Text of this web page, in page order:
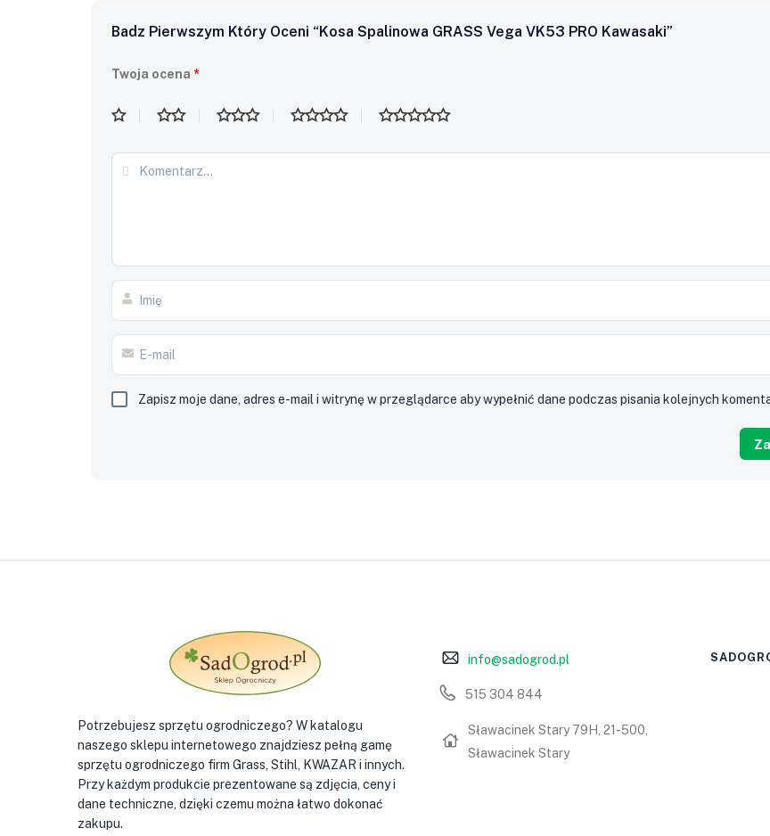
Badz Pierwszym Który Oceni “Kosa Spalinowa GRASS Vega VK53 PRO Kawasaki”
Twoja ocena *
Zapisz moje dane, adres e-mail i witrynę w przeglądarce aby wypełnić dane podczas pisania kolejnych
Potrzebujesz sprzętu ogrodniczego? W katalogu
naszego sklepu internetowego znajdziesz pełną gamę
sprzętu ogrodniczego firm Grass, Stihl, KWAZAR i innych.
Przy każdym produkcie prezentowane są zdjęcia, ceny i
dane techniczne, dzięki czemu można łatwo dokonać
zakupu.
info@sadogrod.pl
515 304 844
Sławacinek Stary 79H, 21-500,
Sławacinek Stary